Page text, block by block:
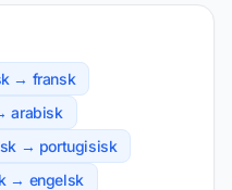
→ fransk
arabisk
→ portugisisk
→ engelsk